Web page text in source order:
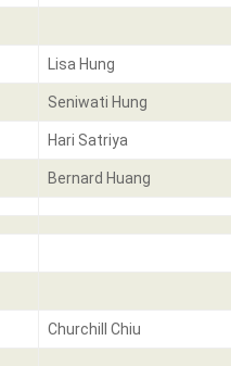
Lisa Hung
Seniwati Hung
Hari Satriya
Bernard Huang
Churchill Chiu